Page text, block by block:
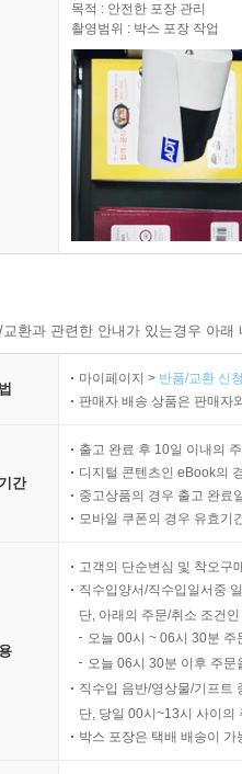
목적 : 안전한 포장 관리
촬영범위 : 박스 포장 작업
환과 관련한 안내가 있는경우 아
마이페이지 > 반품/교환 신
판매자 배송 상품은 판매자
간
출고 완료 후 10일 이내의
디지털 콘텐츠인 eBook의
중고상품의 경우 출고 완료
모바일 쿠폰의 경우 유효기
고객의 단순변심 및 착오구
직수입양서/직수입일서중
단, 아래의 주문/취소 조건
오늘 00시 ~ 06시 30분
오늘 06시 30분 이후 주
직수입 음반/영상물/기프트
단, 당일 00시~13시 사이의
박스 포장은 택배 배송이